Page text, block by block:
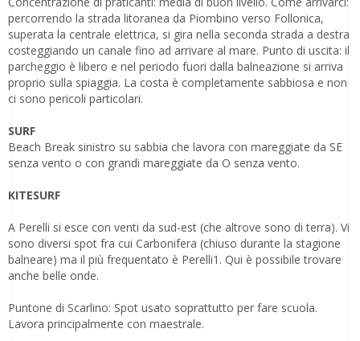
percorrendo la strada litoranea da Piombino verso Follonica,
superata la centrale elettrica, si gira nella seconda strada a destra
costeggiando un canale fino ad arrivare al mare. Punto di uscita: il
parcheggio è libero e nel periodo fuori dalla balneazione si arriva
proprio sulla spiaggia. La costa è completamente sabbiosa e non
ci sono pericoli particolari.
SURF
Beach Break sinistro su sabbia che lavora con mareggiate da SE
senza vento o con grandi mareggiate da O senza vento.
KITESURF
A Perelli si esce con venti da sud-est (che altrove sono di terra). Vi
sono diversi spot fra cui Carbonifera (chiuso durante la stagione
balneare) ma il più frequentato è Perelli1. Qui è possibile trovare
anche belle onde.
Puntone di Scarlino: Spot usato soprattutto per fare scuola.
Lavora principalmente con maestrale.